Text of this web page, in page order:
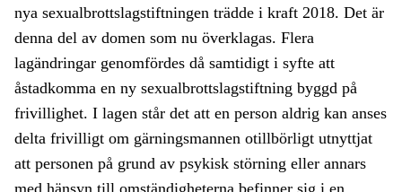
nya sexualbrottslagstiftningen trädde i kraft 2018. Det är
denna del av domen som nu överklagas. Flera
lagändringar genomfördes då samtidigt i syfte att
åstadkomma en ny sexualbrottslagstiftning byggd på
frivillighet. I lagen står det att en person aldrig kan anses
delta frivilligt om gärningsmannen otillbörligt utnyttjat
att personen på grund av psykisk störning eller annars